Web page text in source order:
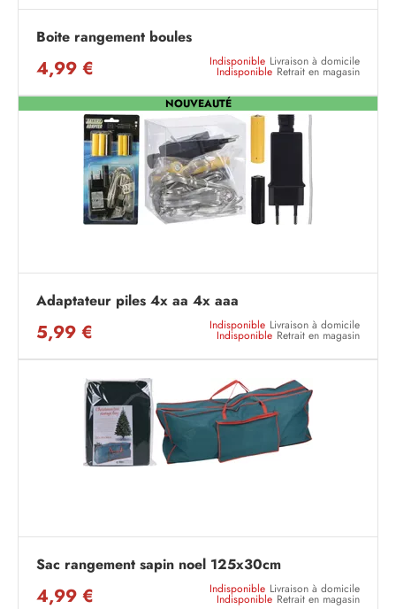
Boite rangement boules
4,99 € Indisponible Livraison à domicile
Indisponible Retrait en magasin
NOUVEAUTÉ
Adaptateur piles 4x aa 4x aaa
5,99 € Indisponible Livraison à domicile
Indisponible Retrait en magasin
Sac rangement sapin noel 125x30cm
4,99 € Indisponible Livraison à domicile
Indisponible Retrait en magasin